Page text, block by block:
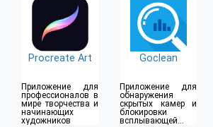
Procreate Art
Приложение для
профессионалов в
мире творчества и
начинающих
художников
Goclean
Приложение для
обнаружения
скрытых камер и
блокировки
всплывающей